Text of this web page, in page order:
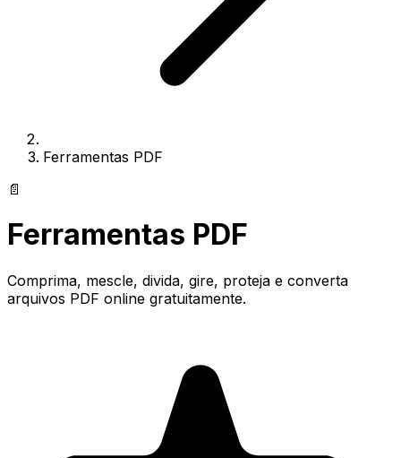
Ferramentas PDF
📄
Ferramentas PDF
Comprima, mescle, divida, gire, proteja e converta
arquivos PDF online gratuitamente.